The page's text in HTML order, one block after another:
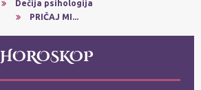
Dečija psihologija
PRIČAJ MI...
HOROSKOP